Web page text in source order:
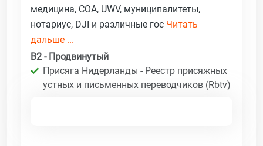
медицина, COA, UWV, муниципалитеты,
нотариус, DJI и различные гос Читать
дальше ...
B2 - Продвинутый
Присяга Нидерланды - Реестр присяжных
устных и письменных переводчиков (Rbtv)